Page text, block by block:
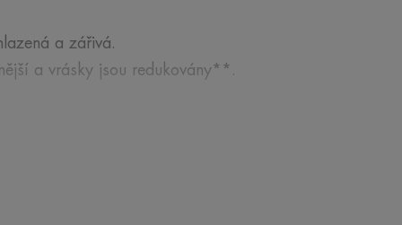
a zářivá.
a vrásky jsou redukovány**.